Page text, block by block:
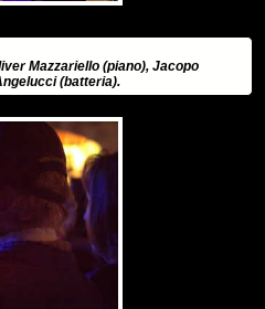
Mazzariello (piano), Jacopo
(batteria).